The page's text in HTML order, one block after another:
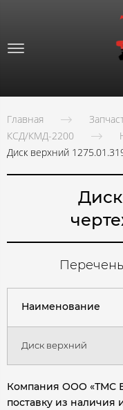
Главная
КСД/КМД-2200
Диск верхний
Наименование
Диск верхний
Компания ООО «ТМС
поставку из